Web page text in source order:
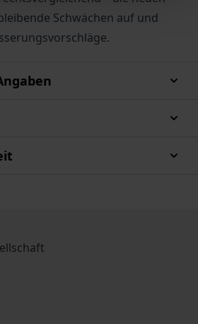
Schwächen auf und